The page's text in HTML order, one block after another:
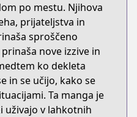
po mestu. Njihova
prijateljstva in
sproščeno
nove izzive in
ko dekleta
in se učijo, kako se
Ta manga je
uživajo v lahkotnih